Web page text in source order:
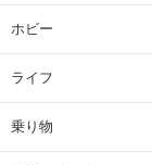
ホビー
ライフ
乗り物